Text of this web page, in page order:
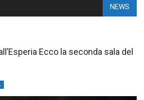
NEWS
Ecco la seconda sala del